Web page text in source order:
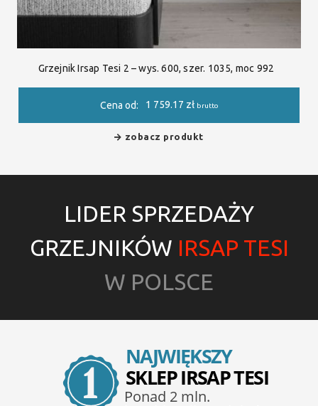
Grzejnik Irsap Tesi 2 – wys. 600, szer. 1035, moc 992
Cena od: 1 759.17 zł brutto
zobacz produkt
LIDER SPRZEDAŻY
GRZEJNIKÓW IRSAP TESI
W POLSCE